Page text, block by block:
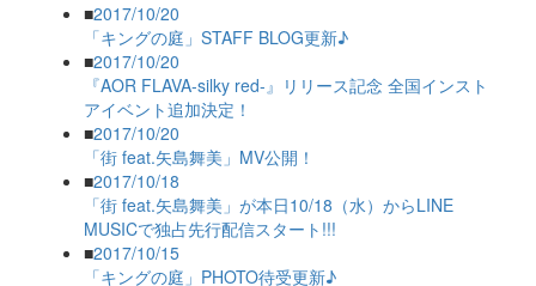
■2017/10/20
「キングの庭」STAFF BLOG更新♪
■2017/10/20
『AOR FLAVA-silky red-』リリース記念 全国インスト
アイベント追加決定！
■2017/10/20
「街 feat.矢島舞美」MV公開！
■2017/10/18
「街 feat.矢島舞美」が本日10/18（水）からLINE
MUSICで独占先行配信スタート!!!
■2017/10/15
「キングの庭」PHOTO待受更新♪